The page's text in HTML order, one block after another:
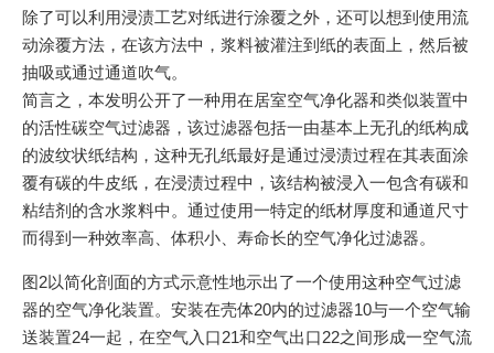
除了可以利用浸渍工艺对纸进行涂覆之外，还可以想到使用流
动涂覆方法，在该方法中，浆料被灌注到纸的表面上，然后被
抽吸或通过通道吹气。
简言之，本发明公开了一种用在居室空气净化器和类似装置中
的活性碳空气过滤器，该过滤器包括一由基本上无孔的纸构成
的波纹状纸结构，这种无孔纸最好是通过浸渍过程在其表面涂
覆有碳的牛皮纸，在浸渍过程中，该结构被浸入一包含有碳和
粘结剂的含水浆料中。通过使用一特定的纸材厚度和通道尺寸
而得到一种效率高、体积小、寿命长的空气净化过滤器。
图2以简化剖面的方式示意性地示出了一个使用这种空气过滤
器的空气净化装置。安装在壳体20内的过滤器10与一个空气输
送装置24一起，在空气入口21和空气出口22之间形成一空气流